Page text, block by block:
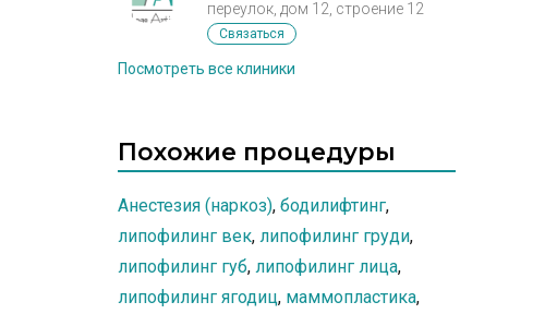
переулок, дом 12, строение 12
Связаться
Посмотреть все клиники
Похожие процедуры
Анестезия (наркоз), бодилифтинг,
липофилинг век, липофилинг груди,
липофилинг губ, липофилинг лица,
липофилинг ягодиц, маммопластика,